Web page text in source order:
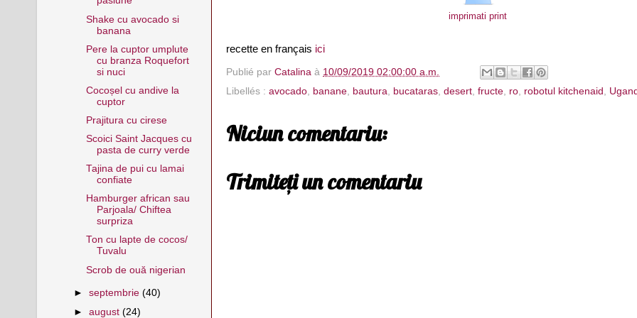
imprimati print
recette en français ici
Publié par Catalina à 10/09/2019 02:00:00 a.m.
Libellés : avocado, banane, bautura, bucataras, desert, fructe, ro, robotul kitchenaid ,
Niciun comentariu:
Trimiteți un comentariu
Shake cu avocado si
banana
Pere la cuptor umplute
cu branza Roquefort
si nuci
Cocoșel cu andive la
cuptor
Prajitura cu cirese
Scoici Saint Jacques cu
pasta de curry verde
Tajina de pui cu lamai
confiate
Hamburger african sau
Parjoala/ Chiftea
surpriza
Ton cu lapte de cocos/
Tuvalu
Scrob de ouă nigerian
►septembrie(40)
►august(24)